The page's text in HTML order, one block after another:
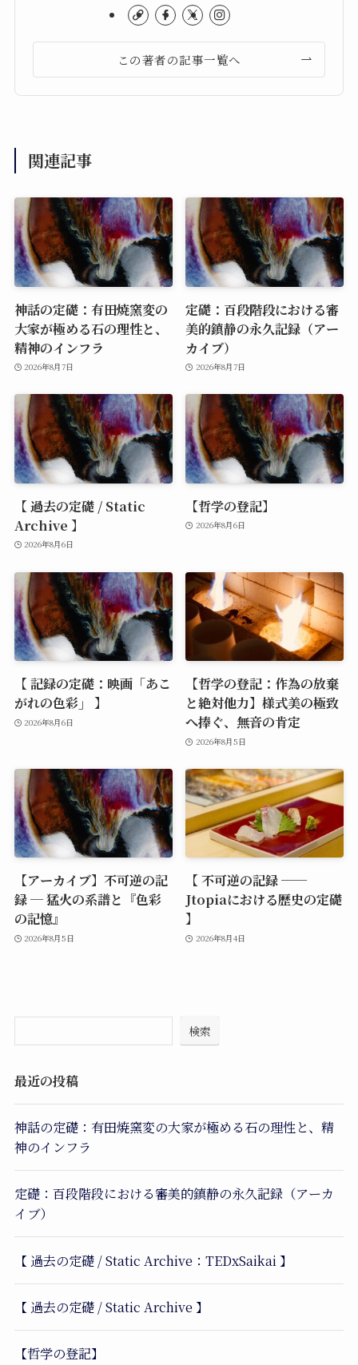
この著者の記事一覧へ
関連記事
神話の定礎：有田焼窯変の
大家が極める石の理性と、
精神のインフラ
2026年8月7日
定礎：百段階段における審
美的鎮静の永久記録（アー
カイブ）
2026年8月7日
【 過去の定礎 / Static
Archive 】
2026年8月6日
【哲学の登記】
2026年8月6日
【 記録の定礎：映画「あこ
がれの色彩」 】
2026年8月6日
【哲学の登記：作為の放棄
と絶対他力】様式美の極致
へ捧ぐ、無音の肯定
2026年8月5日
【アーカイブ】不可逆の記
録 ─ 猛火の系譜と『色彩
の記憶』
2026年8月5日
【 不可逆の記録 ──
Jtopiaにおける歴史の定礎
】
2026年8月4日
検索
最近の投稿
神話の定礎：有田焼窯変の大家が極める石の理性と、精
神のインフラ
定礎：百段階段における審美的鎮静の永久記録（アーカ
イブ）
【 過去の定礎 / Static Archive：TEDxSaikai 】
【 過去の定礎 / Static Archive 】
【哲学の登記】